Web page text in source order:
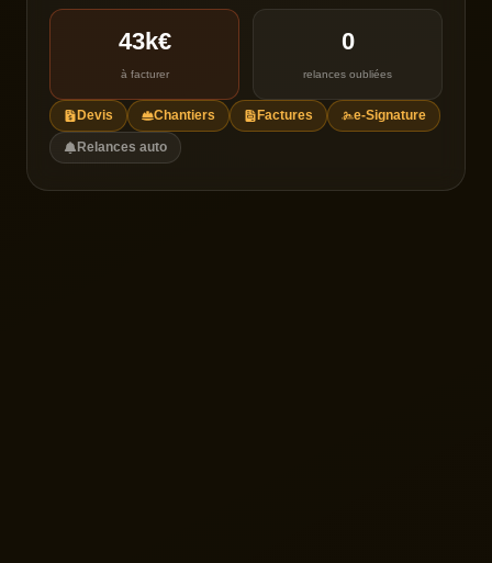
43k€
à facturer
0
relances oubliées
Devis Chantiers Factures e-Signature
Relances auto